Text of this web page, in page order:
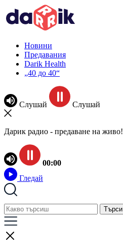
Новини
Предавания
Darik Health
„40 до 40“
Слушай Слушай
Дарик радио - предаване на живо!
00:00
Гледай